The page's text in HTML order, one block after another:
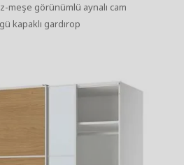
meşe görünümlü aynalı cam
kapaklı gardırop